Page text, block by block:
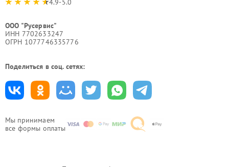
Мы принимаем
все формы оплаты
4.9-5.0
ООО "Русервис"
ИНН 7702633247
ОГРН 1077746335776
Поделиться в соц. сетях: